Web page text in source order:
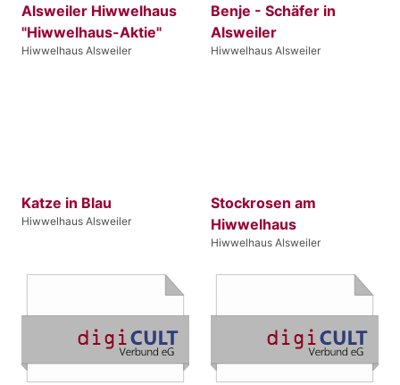
Alsweiler Hiwwelhaus
"Hiwwelhaus-Aktie"
Hiwwelhaus Alsweiler
Benje - Schäfer in
Alsweiler
Hiwwelhaus Alsweiler
Katze in Blau
Hiwwelhaus Alsweiler
Stockrosen am
Hiwwelhaus
Hiwwelhaus Alsweiler